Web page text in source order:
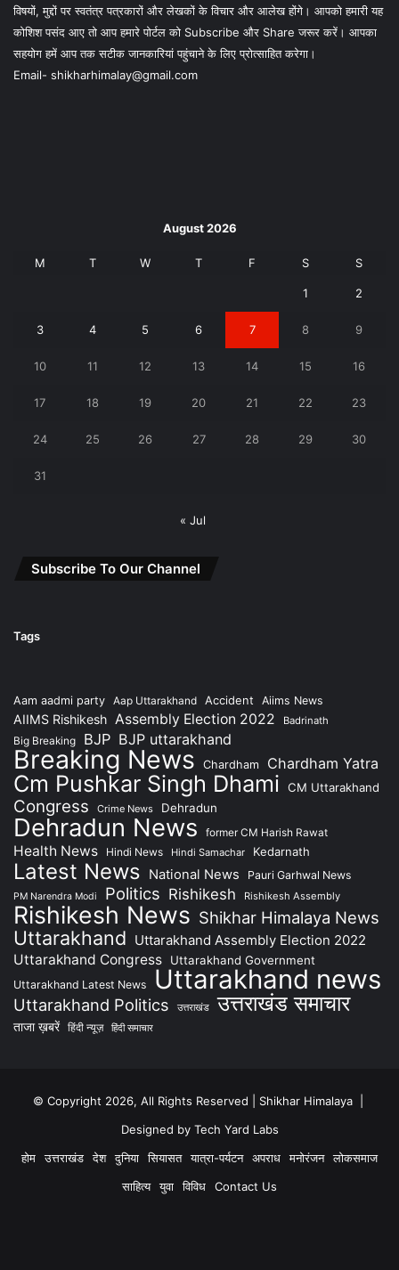
विषयों, मुद्दों पर स्वतंत्र पत्रकारों और लेखकों के विचार और आलेख होंगे। आपको हमारी यह
कोशिश पसंद आए तो आप हमारे पोर्टल को Subscribe और Share जरूर करें। आपका
सहयोग हमें आप तक सटीक जानकारियां पहुंचाने के लिए प्रोत्साहित करेगा।
Email- shikharhimalay@gmail.com
August 2026
M T W T F S S
1 2
3 4 5 6 7 8 9
10 11 12 13 14 15 16
17 18 19 20 21 22 23
24 25 26 27 28 29 30
31
« Jul
Subscribe To Our Channel
Tags
Aam aadmi party Aap Uttarakhand Accident Aiims News
AIIMS Rishikesh Assembly Election 2022 Badrinath
Big Breaking BJP BJP uttarakhand
Breaking News Chardham Chardham Yatra
Cm Pushkar Singh Dhami CM Uttarakhand
Congress Crime News Dehradun
Dehradun News former CM Harish Rawat
Health News Hindi News Hindi Samachar Kedarnath
Latest News National News Pauri Garhwal News
PM Narendra Modi Politics Rishikesh Rishikesh Assembly
Rishikesh News Shikhar Himalaya News
Uttarakhand Uttarakhand Assembly Election 2022
Uttarakhand Congress
Uttarakhand Government
Uttarakhand Latest News Uttarakhand news
Uttarakhand Politics उत्तराखंड उत्तराखंड समाचार
ताजा ख़बरें हिंदी न्यूज़ हिंदी समाचार
© Copyright 2026, All Rights Reserved | Shikhar Himalaya |
Designed by Tech Yard Labs
होम
उत्तराखंड देश दुनिया सियासत यात्रा-पर्यटन अपराध मनोरंजन
लोकसमाज
साहित्य
युवा विविध Contact Us